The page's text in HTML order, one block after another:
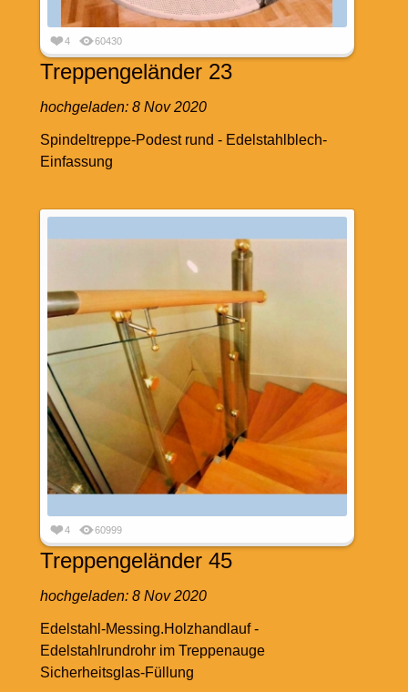
4 60430
Treppengeländer 23
hochgeladen: 8 Nov 2020
Spindeltreppe-Podest rund - Edelstahlblech-
Einfassung
4 60999
Treppengeländer 45
hochgeladen: 8 Nov 2020
Edelstahl-Messing.Holzhandlauf -
Edelstahlrundrohr im Treppenauge
Sicherheitsglas-Füllung